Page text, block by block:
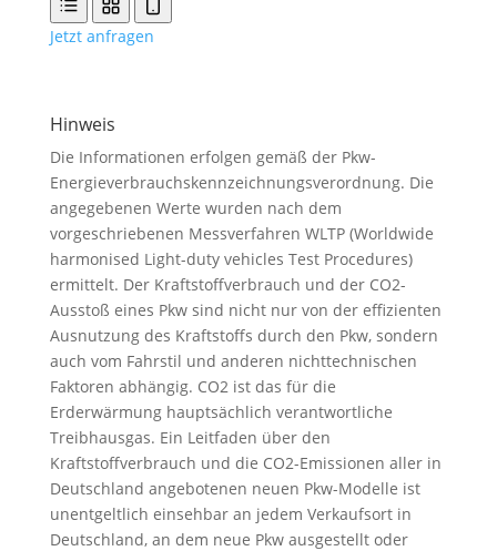
Jetzt anfragen
Hinweis
Die Informationen erfolgen gemäß der Pkw-
Energieverbrauchskennzeichnungsverordnung. Die
angegebenen Werte wurden nach dem
vorgeschriebenen Messverfahren WLTP (Worldwide
harmonised Light-duty vehicles Test Procedures)
ermittelt. Der Kraftstoffverbrauch und der CO2-
Ausstoß eines Pkw sind nicht nur von der effizienten
Ausnutzung des Kraftstoffs durch den Pkw, sondern
auch vom Fahrstil und anderen nichttechnischen
Faktoren abhängig. CO2 ist das für die
Erderwärmung hauptsächlich verantwortliche
Treibhausgas. Ein Leitfaden über den
Kraftstoffverbrauch und die CO2-Emissionen aller in
Deutschland angebotenen neuen Pkw-Modelle ist
unentgeltlich einsehbar an jedem Verkaufsort in
Deutschland, an dem neue Pkw ausgestellt oder